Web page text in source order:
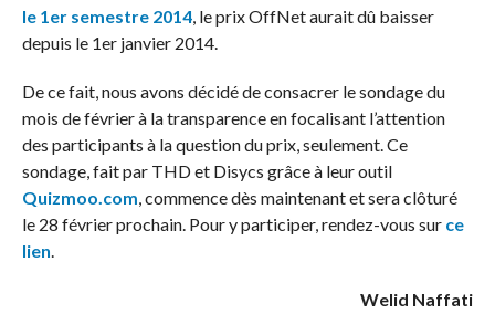
le 1er semestre 2014, le prix OffNet aurait dû baisser
depuis le 1er janvier 2014.
De ce fait, nous avons décidé de consacrer le sondage du
mois de février à la transparence en focalisant l’attention
des participants à la question du prix, seulement. Ce
sondage, fait par THD et Disycs grâce à leur outil
Quizmoo.com , commence dès maintenant et sera clôturé
le 28 février prochain. Pour y participer, rendez-vous sur ce
lien
Welid Naffati